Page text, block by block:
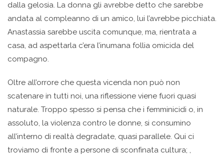
dalla gelosia. La donna gli avrebbe detto che sarebbe
andata al compleanno di un amico, lui l’avrebbe picchiata.
Anastassia sarebbe uscita comunque, ma, rientrata a
casa, ad aspettarla c’era l’inumana follia omicida del
compagno.
Oltre all’orrore che questa vicenda non può non
scatenare in tutti noi, una riflessione viene fuori quasi
naturale. Troppo spesso si pensa che i femminicidi o, in
assoluto, la violenza contro le donne, si consumino
all’interno di realtà degradate, quasi parallele. Qui ci
troviamo di fronte a persone di sconfinata cultura; ,